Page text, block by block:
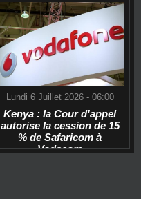
Lundi 6 Juillet 2026 - 06:00
Kenya : la Cour d'appel
autorise la cession de 15
% de Safaricom à
Vodacom